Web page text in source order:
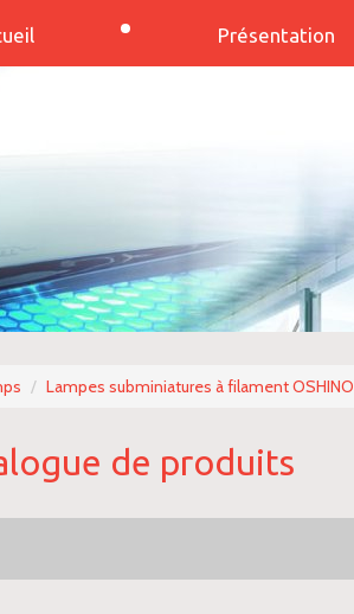
Présentation
Lampes subminiatures à filament OSHINO
de produits